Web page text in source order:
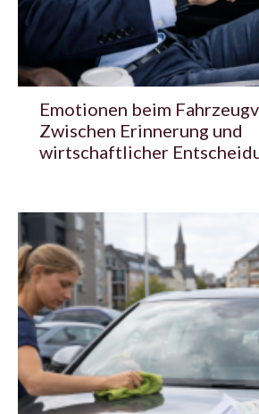
Emotionen beim
Zwischen Erinnerung und
wirtschaftlicher